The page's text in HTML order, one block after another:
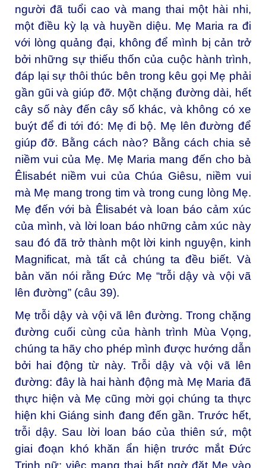
người đã tuổi cao và mang thai một hài nhi,
một điều kỳ lạ và huyền diệu. Mẹ Maria ra đi
với lòng quảng đại, không để mình bị cản trở
bởi những sự thiếu thốn của cuộc hành trình,
đáp lại sự thôi thúc bên trong kêu gọi Mẹ phải
gần gũi và giúp đỡ. Một chặng đường dài, hết
cây số này đến cây số khác, và không có xe
buýt để đi tới đó: Mẹ đi bộ. Mẹ lên đường để
giúp đỡ. Bằng cách nào? Bằng cách chia sẻ
niềm vui của Mẹ. Mẹ Maria mang đến cho bà
Êlisabét niềm vui của Chúa Giêsu, niềm vui
mà Mẹ mang trong tim và trong cung lòng Mẹ.
Mẹ đến với bà Êlisabét và loan báo cảm xúc
của mình, và lời loan báo những cảm xúc này
sau đó đã trở thành một lời kinh nguyện, kinh
Magnificat, mà tất cả chúng ta đều biết. Và
bản văn nói rằng Đức Mẹ “trỗi dậy và vội vã
lên đường” (câu 39).
Mẹ trỗi dậy và vội vã lên đường. Trong chặng
đường cuối cùng của hành trình Mùa Vọng,
chúng ta hãy cho phép mình được hướng dẫn
bởi hai động từ này. Trỗi dậy và vội vã lên
đường: đây là hai hành động mà Mẹ Maria đã
thực hiện và Mẹ cũng mời gọi chúng ta thực
hiện khi Giáng sinh đang đến gần. Trước hết,
trỗi dậy. Sau lời loan báo của thiên sứ, một
giai đoạn khó khăn ẩn hiện trước mắt Đức
Trinh nữ: việc mang thai bất ngờ đặt Mẹ vào